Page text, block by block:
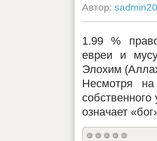
Автор:
1.99 %
евреи и
Элохим
Несмотря
означает